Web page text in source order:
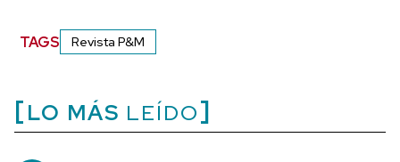
TAGS Revista P&M
LO MÁS LEÍDO